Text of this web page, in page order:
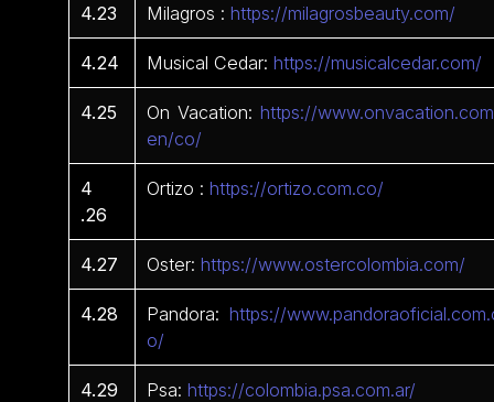
4.23 Milagros :https://milagrosbeauty.com/
4.24 Musical Cedar:https://musicalcedar.com/
4.25 On Vacation:https://
en/co/
4
.26
Ortizo :https://ortizo.com.co/
4.27 Oster:https://www.ostercolombia.com/
4.28 Pandora:https://
o/
4.29 Psa:https://colombia.psa.com.ar/